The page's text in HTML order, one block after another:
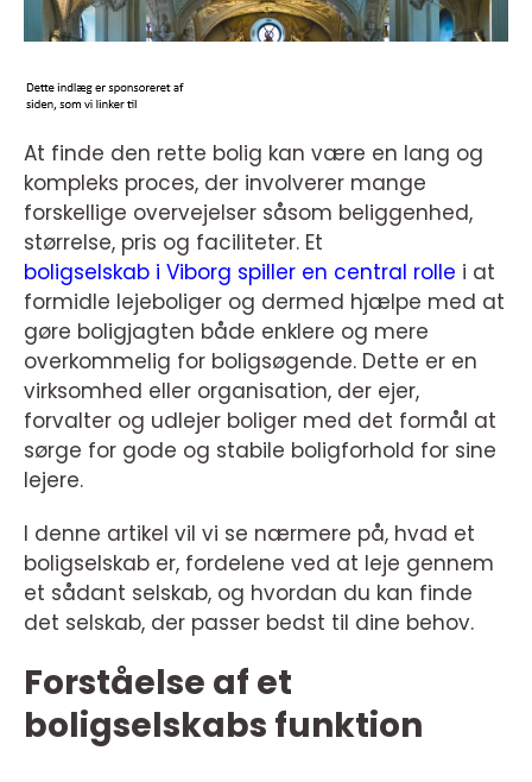
At finde den rette bolig kan være en lang og
kompleks proces, der involverer mange
forskellige overvejelser såsom beliggenhed,
størrelse, pris og faciliteter. Et
boligselskab i Viborg spiller en central rolle i at
formidle lejeboliger og dermed hjælpe med at
gøre boligjagten både enklere og mere
overkommelig for boligsøgende. Dette er en
virksomhed eller organisation, der ejer,
forvalter og udlejer boliger med det formål at
sørge for gode og stabile boligforhold for sine
lejere.
I denne artikel vil vi se nærmere på, hvad et
boligselskab er, fordelene ved at leje gennem
et sådant selskab, og hvordan du kan finde
det selskab, der passer bedst til dine behov.
Forståelse af et
boligselskabs funktion